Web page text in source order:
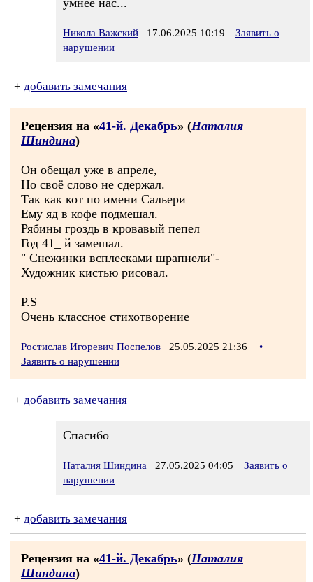
умнее нас...
Никола Важский 17.06.2025 10:19
Заявить о
нарушении
+ добавить замечания
Рецензия на «41-й. Декабрь» (Наталия
Шиндина)
Он обещал уже в апреле,
Но своё слово не сдержал.
Так как кот по имени Сальери
Ему яд в кофе подмешал.
Рябины гроздь в кровавый пепел
Год 41_ й замешал.
" Снежинки всплесками шрапнели"-
Художник кистью рисовал.
P.S
Очень классное стихотворение
Ростислав Игоревич Поспелов 25.05.2025 21:36
•
Заявить о нарушении
+ добавить замечания
Спасибо
Наталия Шиндина 27.05.2025 04:05
Заявить о
нарушении
+ добавить замечания
Рецензия на «41-й. Декабрь» (Наталия
Шиндина)